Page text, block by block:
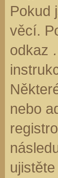
Pokud
věcí.
odkaz
nebo